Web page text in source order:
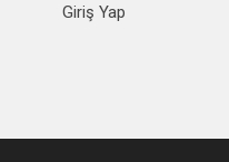
Giriş Yap